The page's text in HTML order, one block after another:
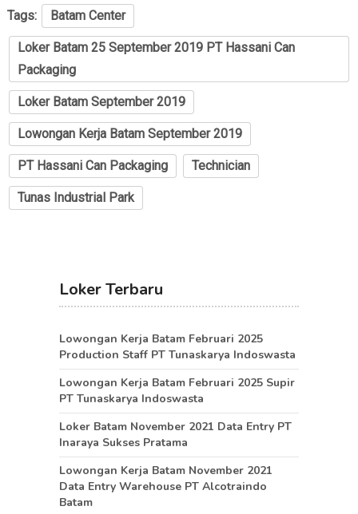
Tags: Batam Center
Loker Batam 25 September 2019 PT Hassani Can
Packaging
Loker Batam September 2019
Lowongan Kerja Batam September 2019
PT Hassani Can Packaging Technician
Tunas Industrial Park
Loker Terbaru
Lowongan Kerja Batam Februari 2025
Production Staff PT Tunaskarya Indoswasta
Lowongan Kerja Batam Februari 2025 Supir
PT Tunaskarya Indoswasta
Loker Batam November 2021 Data Entry PT
Inaraya Sukses Pratama
Lowongan Kerja Batam November 2021
Data Entry Warehouse PT Alcotraindo
Batam